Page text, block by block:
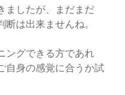
ましたが、まだまだ
は出来ませんね。
ングできる方であれ
自身の感覚に合うか試